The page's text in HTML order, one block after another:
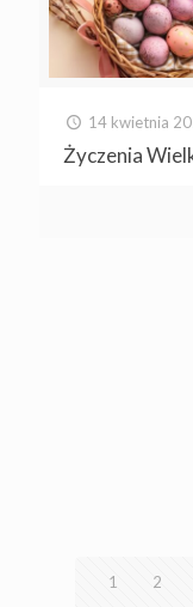
14 kwietnia
Życzenia
1 2